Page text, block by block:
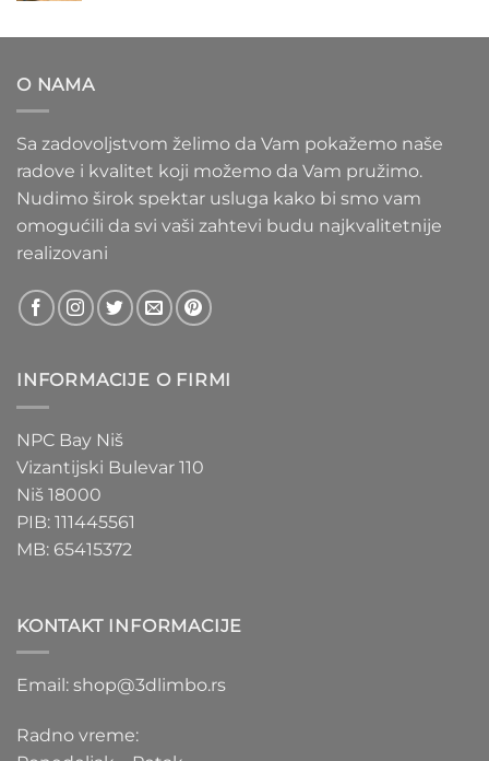
1.100 RSD
O NAMA
Sa zadovoljstvom želimo da Vam pokažemo naše
radove i kvalitet koji možemo da Vam pružimo.
Nudimo širok spektar usluga kako bi smo vam
omogućili da svi vaši zahtevi budu najkvalitetnije
realizovani
INFORMACIJE O FIRMI
NPC Bay Niš
Vizantijski Bulevar 110
Niš 18000
PIB: 111445561
MB: 65415372
KONTAKT INFORMACIJE
Email: shop@3dlimbo.rs
Radno vreme: